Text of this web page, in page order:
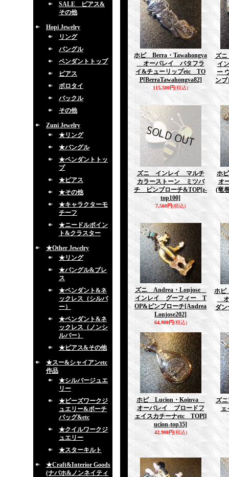
SALE ピアス&
その他
Hopi Jewelry
リング
バングル
ペンダントトップ
ピアス
ボロタイ
バックル
その他
Zuni Jewelry
★リング
★バングル
★ペンダントトッ
プ
★ピアス
★その他
★キャラクターモ
チーフ
★ニードルポイン
ト&クラスター
★Other Jewelry
★リング
★バングル&ブレ
ス
★ペンダント&ネ
ックレス（シルバ
ー）
★ペンダント&ネ
ックレス（ノンシ
ルバー）
★ピアス&その他
★スー&シャイアンetc
作品
★シルバージュエ
リー
★ビーズワークジ
ュエリー&ポーチ
バッグ&etc
★クイルワークジ
ュエリー
★スターキルト
★Craft&Interior Goods
(ナバホ&ノンネイティ
ホピ Berra・Tawahongva
オーバレイ バタフラ
イ&チューリップetc TO
P[BerraTawahongva82]
115,500円(税込)
ズ
イ
ー
ンブ
ズニ インレイ マルチ
カラーストーン ミツバ
チ ピンブローチ&TOP[z-
top100]
7,560円(税込)
ホ
オ
(竜
ズニ Andrea・Lonjose
インレイ グーフィー T
OP&ピンブローチ[Andrea
Lonjose202]
64,900円(税込)
ホピ
オ
ダ
ホピ Lucion・Koinva
オーバレイ ブロードフ
ェイスカチーナetc TOP[l
ucion-top35]
42,900円(税込)
ズ